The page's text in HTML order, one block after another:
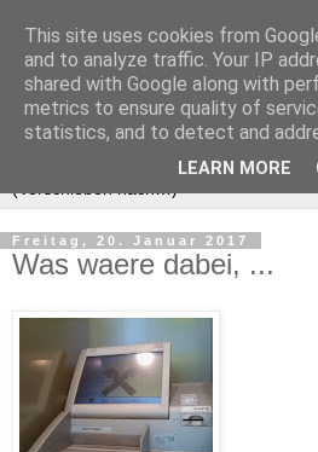
Freitag, 20. Januar 2017
Was waere dabei, ...
This site uses cookies from
and to analyze traffic. Your IP
shared with Google along with
metrics to ensure quality of
statistics, and to detect and
LEARN MORE